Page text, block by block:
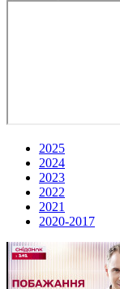
2025
2024
2023
2022
2021
2020-2017